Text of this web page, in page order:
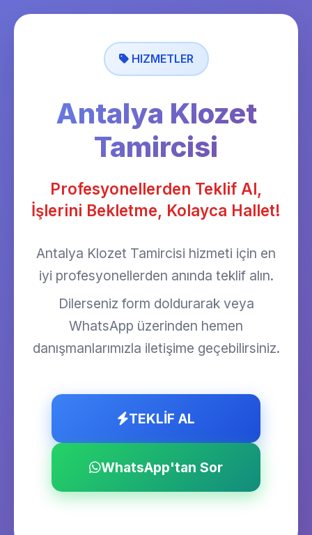
HIZMETLER
Antalya Klozet
Tamircisi
Profesyonellerden Teklif Al,
İşlerini Bekletme, Kolayca Hallet!
Antalya Klozet Tamircisi hizmeti için en
iyi profesyonellerden anında teklif alın.
Dilerseniz form doldurarak veya
WhatsApp üzerinden hemen
danışmanlarımızla iletişime geçebilirsiniz.
TEKLİF AL
WhatsApp'tan Sor